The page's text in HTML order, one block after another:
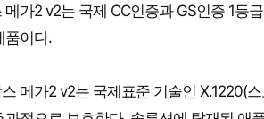
메가2 v2는 국제 CC인증과 GS인증 1등
품이다.
메가2 v2는 국제표준 기술인 X.1220(